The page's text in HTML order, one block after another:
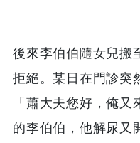
後來李伯伯隨女兒搬
拒絕。某日在門診突
「蕭大夫您好，俺
的李伯伯，他解尿又